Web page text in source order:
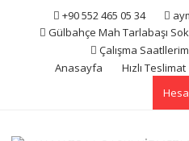
+90 552 465 05 34
Gülbahçe Mah Tarlabaşı
Çalışma
Anasayfa
Hızlı Teslimat